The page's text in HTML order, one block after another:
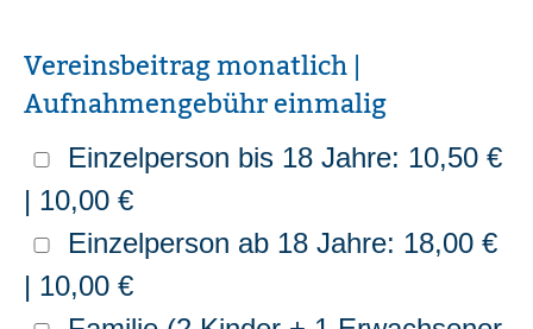
Vereinsbeitrag monatlich |
Aufnahmengebühr einmalig
Einzelperson bis 18 Jahre: 10,50 €
| 10,00 €
Einzelperson ab 18 Jahre: 18,00 €
| 10,00 €